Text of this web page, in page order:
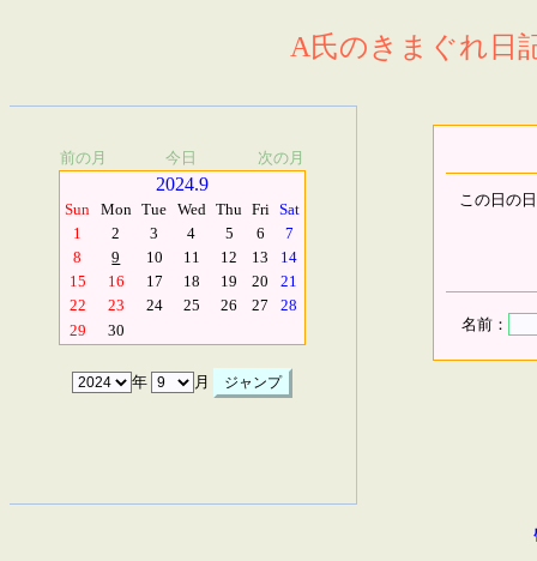
A氏のきまぐれ日
前の月 今日 次の月
2024.9
Sun Mon Tue Wed Thu Fri Sat
1
2 3 4 5 6
7
8
9 10 11 12 13
14
15
16 17 18 19 20
21
22
23 24 25 26 27
28
29
30
年 月
この日の
名前：